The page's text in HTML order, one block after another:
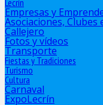
Lecrín
Empresas y
Asociaciones,
Callejero
Fotos y vídeos
Transporte
Fiestas y Tradiciones
Turismo
Cultura
Carnaval
ExpoLecrín